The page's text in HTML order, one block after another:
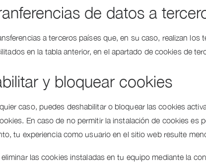
de datos a
a terceros países que, en su caso, realizan
en la tabla anterior, en el apartado de cookies de
y bloquear cookies
caso, puedes deshabilitar o bloquear las cookies
En caso de no permitir la instalación de cookies es
tu experiencia como usuario en el sitio web resulte
las cookies instaladas en tu equipo mediante la